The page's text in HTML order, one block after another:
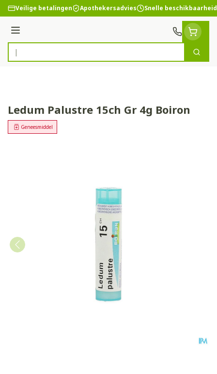
Ga naar de inhoud
Veilige betalingen Apothekersadvies Snelle beschikbaarheid
Menu
Product, merk, categorie...
Zoek
Ledum Palustre 15ch Gr 4g Boiron
Geneesmiddel